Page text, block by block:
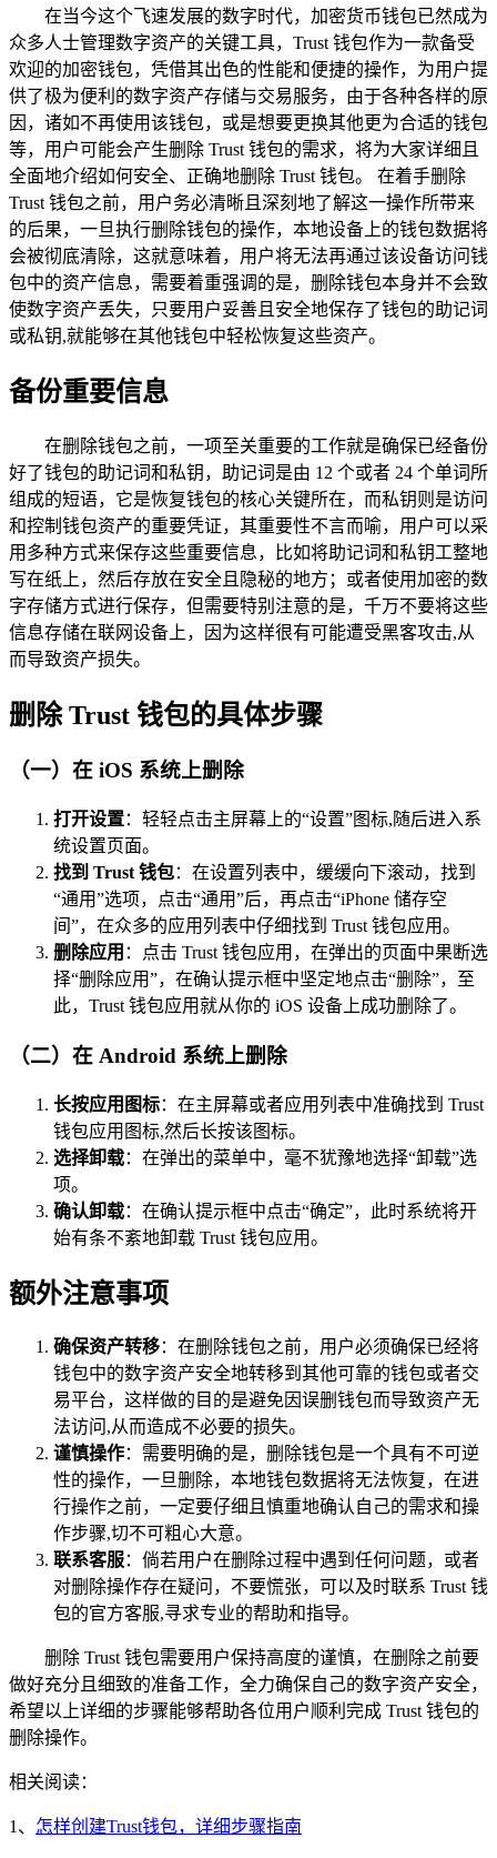
在当今这个飞速发展的数字时代，加密货币钱包已然成为
众多人士管理数字资产的关键工具，Trust 钱包作为一款备受
欢迎的加密钱包，凭借其出色的性能和便捷的操作，为用户提
供了极为便利的数字资产存储与交易服务，由于各种各样的原
因，诸如不再使用该钱包，或是想要更换其他更为合适的钱包
等，用户可能会产生删除 Trust 钱包的需求，将为大家详细且
全面地介绍如何安全、正确地删除 Trust 钱包。 在着手删除
Trust 钱包之前，用户务必清晰且深刻地了解这一操作所带来
的后果，一旦执行删除钱包的操作，本地设备上的钱包数据将
会被彻底清除，这就意味着，用户将无法再通过该设备访问钱
包中的资产信息，需要着重强调的是，删除钱包本身并不会致
使数字资产丢失，只要用户妥善且安全地保存了钱包的助记词
或私钥,就能够在其他钱包中轻松恢复这些资产。
备份重要信息
在删除钱包之前，一项至关重要的工作就是确保已经备份
好了钱包的助记词和私钥，助记词是由 12 个或者 24 个单词所
组成的短语，它是恢复钱包的核心关键所在，而私钥则是访问
和控制钱包资产的重要凭证，其重要性不言而喻，用户可以采
用多种方式来保存这些重要信息，比如将助记词和私钥工整地
写在纸上，然后存放在安全且隐秘的地方；或者使用加密的数
字存储方式进行保存，但需要特别注意的是，千万不要将这些
信息存储在联网设备上，因为这样很有可能遭受黑客攻击,从
而导致资产损失。
删除 Trust 钱包的具体步骤
（一）在 iOS 系统上删除
打开设置：轻轻点击主屏幕上的“设置”图标,随后进入系
统设置页面。
找到 Trust 钱包：在设置列表中，缓缓向下滚动，找到
“通用”选项，点击“通用”后，再点击“iPhone 储存空
间”，在众多的应用列表中仔细找到 Trust 钱包应用。
删除应用 ：点击 Trust 钱包应用，在弹出的页面中果断选
择“删除应用”，在确认提示框中坚定地点击“删除”，至
此，Trust 钱包应用就从你的 iOS 设备上成功删除了。
（二）在 Android 系统上删除
长按应用图标：在主屏幕或者应用列表中准确找到 Trust
钱包应用图标,然后长按该图标。
选择卸载：在弹出的菜单中，毫不犹豫地选择“卸载”选
项。
确认卸载：在确认提示框中点击“确定”，此时系统将开
始有条不紊地卸载 Trust 钱包应用。
额外注意事项
确保资产转移：在删除钱包之前，用户必须确保已经将
钱包中的数字资产安全地转移到其他可靠的钱包或者交
易平台，这样做的目的是避免因误删钱包而导致资产无
法访问,从而造成不必要的损失。
谨慎操作：需要明确的是，删除钱包是一个具有不可逆
性的操作，一旦删除，本地钱包数据将无法恢复，在进
行操作之前，一定要仔细且慎重地确认自己的需求和操
作步骤,切不可粗心大意。
联系客服：倘若用户在删除过程中遇到任何问题，或者
对删除操作存在疑问，不要慌张，可以及时联系 Trust 钱
包的官方客服,寻求专业的帮助和指导。
删除 Trust 钱包需要用户保持高度的谨慎，在删除之前要
做好充分且细致的准备工作，全力确保自己的数字资产安全，
希望以上详细的步骤能够帮助各位用户顺利完成 Trust 钱包的
删除操作。
相关阅读：
1、 怎样创建Trust钱包，详细步骤指南